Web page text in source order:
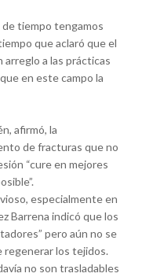
tiempo tengamos
que aclaró que el
arreglo a las prácticas
en este campo la
afirmó, la
de fracturas que no
“cure en mejores
especialmente en
Barrena indicó que los
pero aún no se
regenerar los tejidos.
no son trasladables